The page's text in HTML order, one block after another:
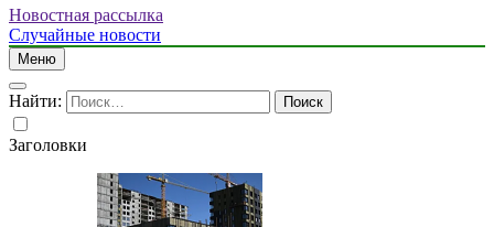
Новостная рассылка
Случайные новости
Меню
Найти:
Заголовки